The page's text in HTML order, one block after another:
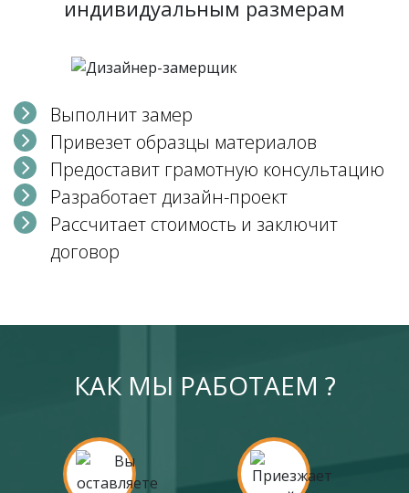
индивидуальным размерам
Выполнит замер
Привезет образцы материалов
Предоставит грамотную консультацию
Разработает дизайн-проект
Рассчитает стоимость и заключит
договор
КАК МЫ РАБОТАЕМ ?